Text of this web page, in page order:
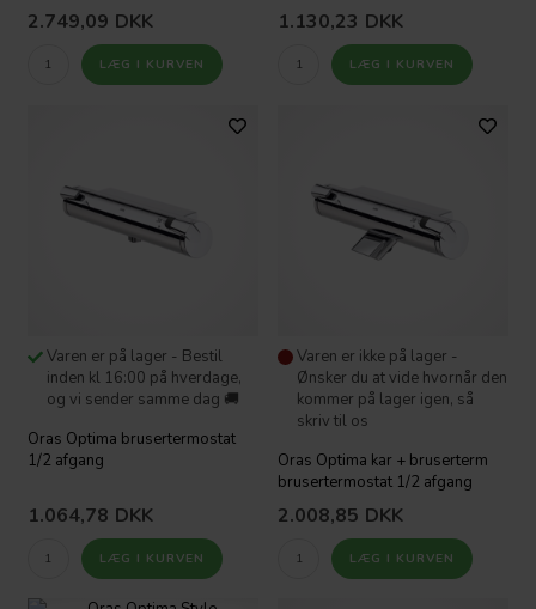
2.749,09 DKK 1.130,23 DKK
Varen er på lager - Bestil
inden kl 16:00 på hverdage,
og vi sender samme dag 🚚
Oras Optima brusertermostat
1/2 afgang
1.064,78 DKK
Varen er ikke på lager -
Ønsker du at vide hvornår den
kommer på lager igen, så
skriv til os
Oras Optima kar + bruserterm
brusertermostat 1/2 afgang
2.008,85 DKK